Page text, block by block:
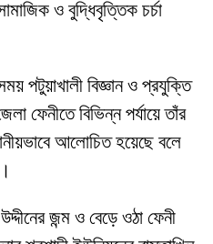
ও বুদ্ধিবৃত্তিক চর্চা
পটুয়াখালী বিজ্ঞান ও প্রযুক্তি
ফেনীতে বিভিন্ন পর্যায়ে তাঁর
আলোচিত হয়েছে বলে
জন্ম ও বেড়ে ওঠা ফেনী